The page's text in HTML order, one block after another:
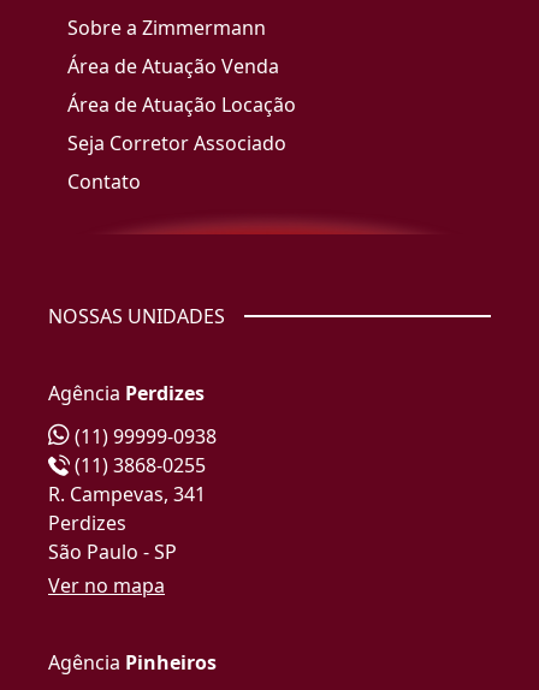
Sobre a Zimmermann
Área de Atuação Venda
Área de Atuação Locação
Seja Corretor Associado
Contato
NOSSAS UNIDADES
Agência Perdizes
(11) 99999-0938
(11) 3868-0255
R. Campevas, 341
Perdizes
São Paulo - SP
Ver no mapa
Agência Pinheiros